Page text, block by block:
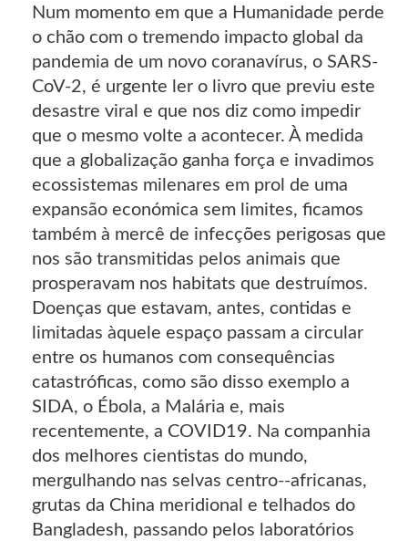
Num momento em que a Humanidade perde
o chão com o tremendo impacto global da
pandemia de um novo coranavírus, o SARS-
CoV-2, é urgente ler o livro que previu este
desastre viral e que nos diz como impedir
que o mesmo volte a acontecer. À medida
que a globalização ganha força e invadimos
ecossistemas milenares em prol de uma
expansão económica sem limites, ficamos
também à mercê de infecções perigosas que
nos são transmitidas pelos animais que
prosperavam nos habitats que destruímos.
Doenças que estavam, antes, contidas e
limitadas àquele espaço passam a circular
entre os humanos com consequências
catastróficas, como são disso exemplo a
SIDA, o Ébola, a Malária e, mais
recentemente, a COVID19. Na companhia
dos melhores cientistas do mundo,
mergulhando nas selvas centro--africanas,
grutas da China meridional e telhados do
Bangladesh, passando pelos laboratórios